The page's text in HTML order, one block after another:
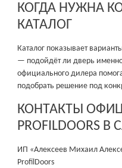
КОГДА НУЖНА
КАТАЛОГ
Каталог показывает
— подойдёт ли дверь
официального дилера
подобрать решение под
КОНТАКТЫ
PROFILDOORS
ИП «Алексеев Михаил
ProfilDoors